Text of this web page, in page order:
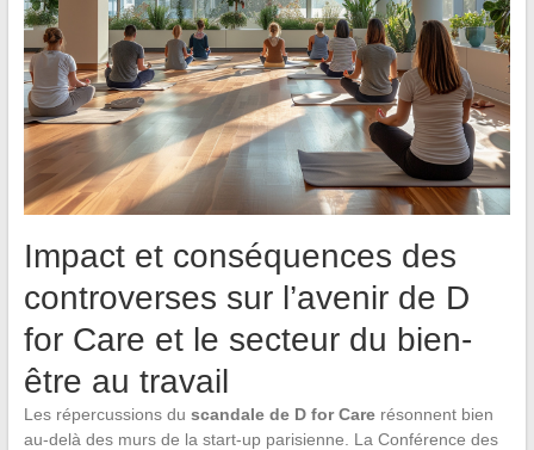
Impact et conséquences des
controverses sur l’avenir de D
for Care et le secteur du bien-
être au travail
Les répercussions du scandale de D for Carerésonnent bien
au-delà des murs de la start-up parisienne. La Conférence des